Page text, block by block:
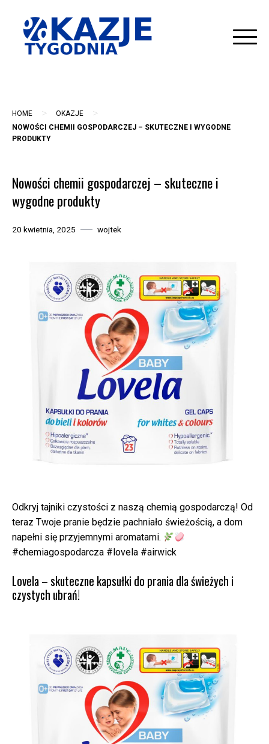
content
HOME > OKAZJE >
NOWOŚCI CHEMII GOSPODARCZEJ – SKUTECZNE I WYGODNE
PRODUKTY
Nowości chemii gospodarczej – skuteczne i
wygodne produkty
20 kwietnia, 2025 wojtek
Odkryj tajniki czystości z naszą chemią gospodarczą! Od
teraz Twoje pranie będzie pachniało świeżością, a dom
napełni się przyjemnymi aromatami.
#chemiagospodarcza #lovela #airwick
Lovela – skuteczne kapsułki do prania dla świeżych i
czystych ubrań!